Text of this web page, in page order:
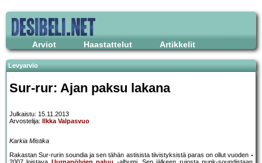
Arviot Haastattelut Artikkelit
Levyarvio
Sur-rur: Ajan paksu lakana
Julkaistu: 15.11.2013
Arvostelija:
Ilkka Valpasvuo
Karkia Mistika
Rakastan Sur-rurin soundia ja sen tähän astisista tiivistyksistä paras on ollut vuoden